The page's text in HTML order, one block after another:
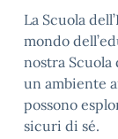
La Scuola
mondo
nostra Scuola
un ambiente
possono
sicuri di sé.